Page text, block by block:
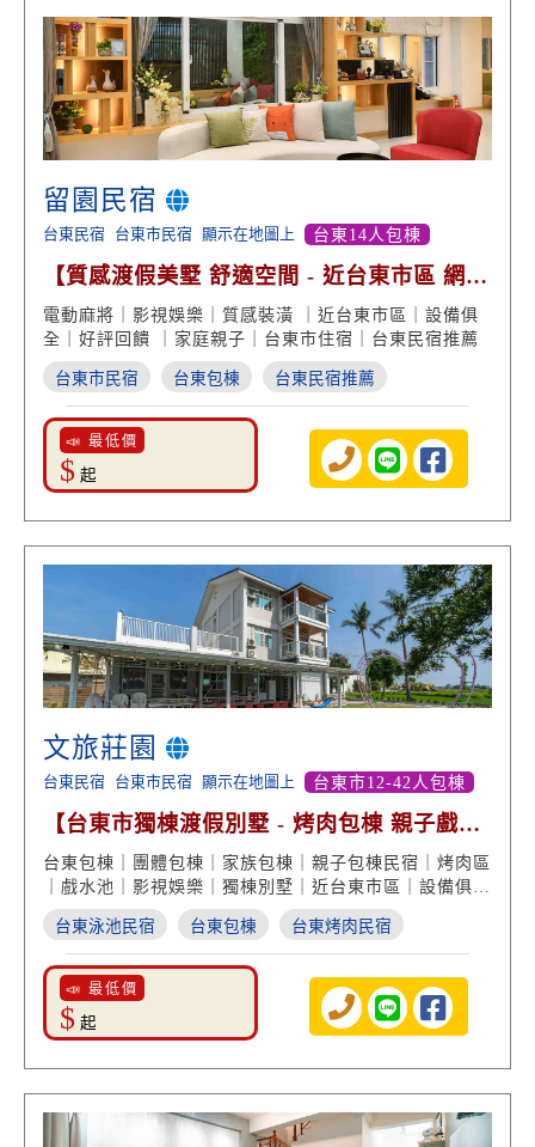
留園民宿
台東民宿 台東市民宿 顯示在地圖上 台東14人包棟
【質感渡假美墅 舒適空間 - 近台東市區 網路
高分好評】
電動麻將｜影視娛樂｜質感裝潢 ｜近台東市區｜設備俱
全｜好評回饋 ｜家庭親子｜台東市住宿｜台東民宿推薦
台東市民宿 台東包棟 台東民宿推薦
📣 最低價
$ 起
文旅莊園
台東民宿 台東市民宿 顯示在地圖上 台東市12-42人包棟
【台東市獨棟渡假別墅 - 烤肉包棟 親子戲水
影視娛樂】
台東包棟｜團體包棟｜家族包棟｜親子包棟民宿｜烤肉區
｜戲水池｜影視娛樂｜獨棟別墅｜近台東市區｜設備俱全
｜家庭親子｜台東市住宿｜台東民宿推薦
台東泳池民宿 台東包棟 台東烤肉民宿
📣 最低價
$ 起